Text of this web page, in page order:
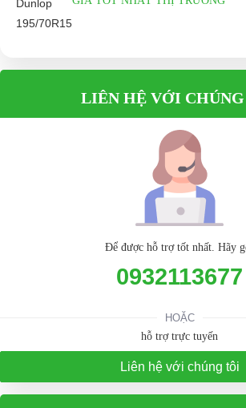
LIÊN HỆ VỚI
Để được hỗ trợ tốt nhất. Hãy
0932113677
HOẶC
hỗ trợ trực tuyến
Liên hệ với chúng tôi